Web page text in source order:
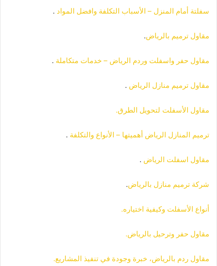
سفلتة أمام المنزل – الأسباب التكلفة وافضل المواد .
مقاول ترميم بالرياض.
مقاول حفر واسفلت وردم الرياض – خدمات متكاملة .
مقاول ترميم منازل الرياض .
مقاول الأسفلت لتحويل الطرق.
ترميم المنازل الرياض أهميتها – الأنواع والتكلفة .
مقاول اسفلت الرياض .
شركة ترميم منازل بالرياض.
أنواع الأسفلت وكيفية اختياره.
مقاول حفر وترحيل بالرياض.
مقاول ردم بالرياض، خبرة وجودة في تنفيذ المشاريع.